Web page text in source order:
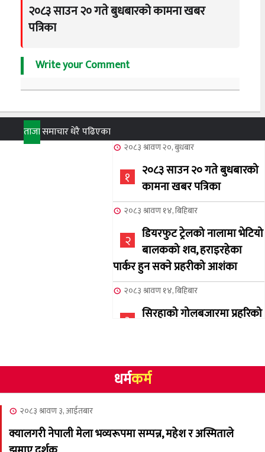
२०८३ साउन २० गते बुधबारको कामना खबर
पत्रिका
Write your Comment
ताजासमाचारधेरै पढिएका
२०८३ श्रावण २०, बुधबार
१
२०८३ साउन २० गते बुधबारको
कामना खबर पत्रिका
२०८३ श्रावण १४, बिहिबार
२
डियरफुट ट्रेलको नालामा भेटियो
बालकको शव, हराइरहेका
पार्कर हुन सक्ने प्रहरीको आशंका
२०८३ श्रावण १४, बिहिबार
३
सिरहाको गोलबजारमा प्रहरिको
४
NCSC को अध्यक्षमा घनेन्द्र
न्यौपाने बिजयी
नेप्लिज सोसाइटि अफ
धर्मकर्म
२०८३ श्रावण ३, आईतबार
क्यालगरी नेपाली मेला भव्यरूपमा सम्पन्न, महेश र अस्मिताले